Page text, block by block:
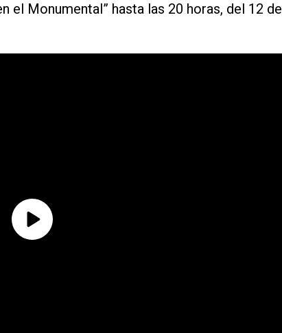
el Monumental” hasta las 20 horas, del 12 de